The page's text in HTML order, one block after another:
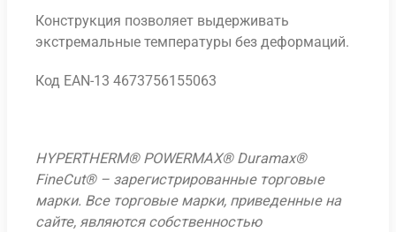
Конструкция позволяет выдерживать
экстремальные температуры без деформаций.
Код EAN-13 4673756155063
HYPERTHERM® POWERMAX® Duramax®
FineCut® – зарегистрированные торговые
марки. Все торговые марки, приведенные на
сайте, являются собственностью